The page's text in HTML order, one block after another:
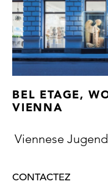
BEL ETAGE,
VIENNA
Viennese
CONTACTEZ